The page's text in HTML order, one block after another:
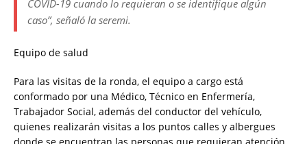
COVID-19 cuando lo requieran o se identifique algún
caso”, señaló la seremi.
Equipo de salud
Para las visitas de la ronda, el equipo a cargo está
conformado por una Médico, Técnico en Enfermería,
Trabajador Social, además del conductor del vehículo,
quienes realizarán visitas a los puntos calles y albergues